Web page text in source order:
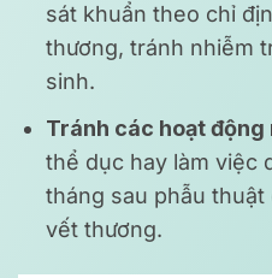
sát khuẩn theo chỉ
thương, tránh nhiễm
sinh.
Tránh các hoạt động
thể dục hay làm việc
tháng sau phẫu
vết thương.